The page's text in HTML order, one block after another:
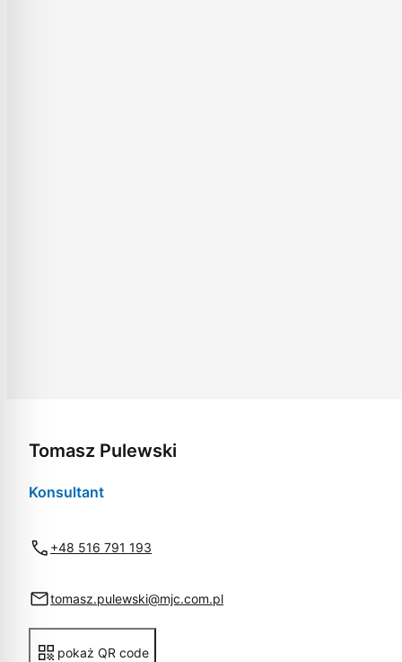
Tomasz Pulewski
Konsultant
+48 516 791 193
tomasz.pulewski@mjc.com.pl
pokaż QR code